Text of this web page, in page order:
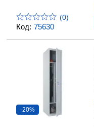
Код: 75630
(0)
-20%